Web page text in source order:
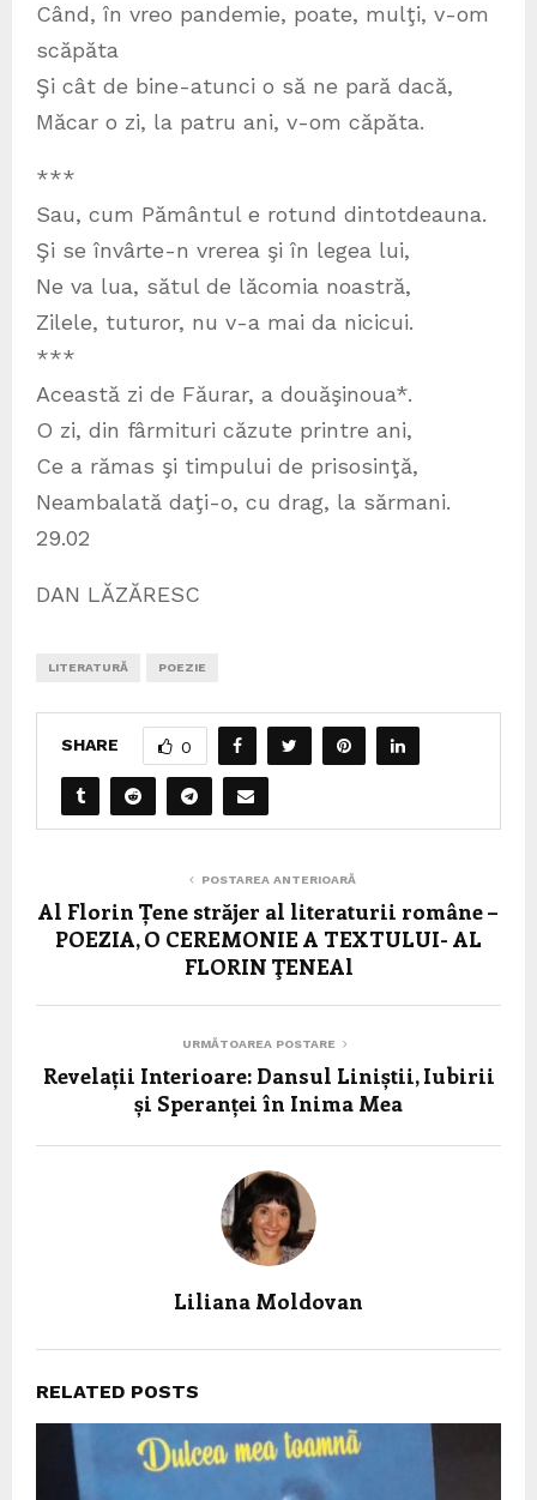
Când, în vreo pandemie, poate, mulţi, v-om
scăpăta
Şi cât de bine-atunci o să ne pară dacă,
Măcar o zi, la patru ani, v-om căpăta.
***
Sau, cum Pământul e rotund dintotdeauna.
Şi se învârte-n vrerea şi în legea lui,
Ne va lua, sătul de lăcomia noastră,
Zilele, tuturor, nu v-a mai da nicicui.
***
Această zi de Făurar, a douăşinoua*.
O zi, din fârmituri căzute printre ani,
Ce a rămas şi timpului de prisosinţă,
Neambalată daţi-o, cu drag, la sărmani.
29.02
DAN LĂZĂRESC
LITERATURĂ POEZIE
SHARE 0
POSTAREA ANTERIOARĂ
Al Florin Țene străjer al literaturii române –
POEZIA, O CEREMONIE A TEXTULUI- AL
FLORIN ŢENEAl
URMĂTOAREA POSTARE
Revelații Interioare: Dansul Liniștii, Iubirii
și Speranței în Inima Mea
Liliana Moldovan
RELATED POSTS